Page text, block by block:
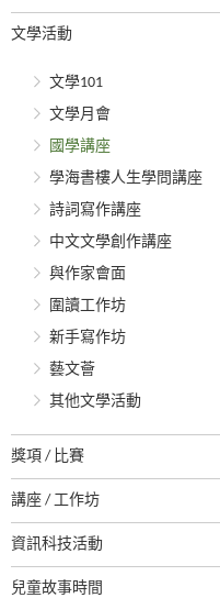
文學活動
文學101
文學月會
國學講座
學海書樓人生學問講座
詩詞寫作講座
中文文學創作講座
與作家會面
圍讀工作坊
新手寫作坊
藝文薈
其他文學活動
獎項 / 比賽
講座 / 工作坊
資訊科技活動
兒童故事時間